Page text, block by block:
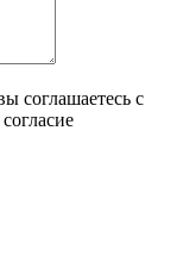
соглашаетесь с